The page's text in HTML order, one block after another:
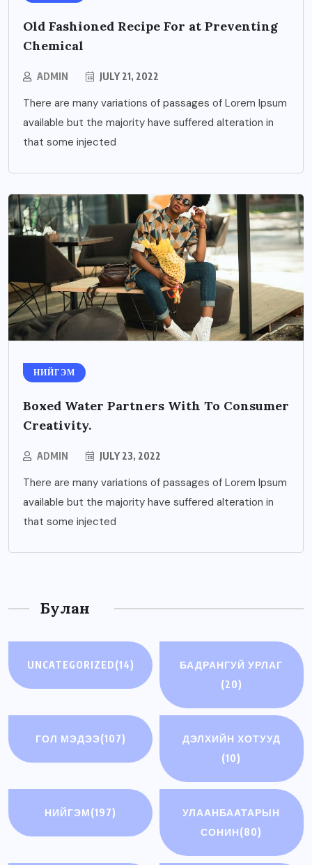
Old Fashioned Recipe For at Preventing
Chemical
ADMIN JULY 21, 2022
There are many variations of passages of Lorem Ipsum
available but the majority have suffered alteration in
that some injected
НИЙГЭМ
Boxed Water Partners With To Consumer
Creativity.
ADMIN JULY 23, 2022
There are many variations of passages of Lorem Ipsum
available but the majority have suffered alteration in
that some injected
Булан
UNCATEGORIZED(14)
БАДРАНГУЙ УРЛАГ
(20)
ГОЛ МЭДЭЭ(107)
ДЭЛХИЙН ХОТУУД
(10)
НИЙГЭМ(197)
УЛААНБААТАРЫН
СОНИН(80)